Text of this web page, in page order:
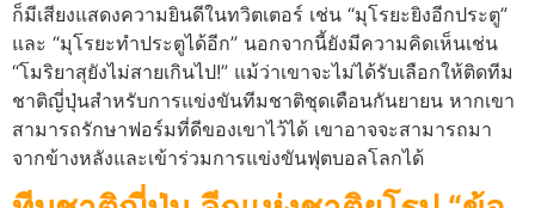
ก็มีเสียงแสดงความยินดีในทวิตเตอร์ เช่น “มุโรยะยิงอีกประตู”
และ “มุโรยะทำประตูได้อีก” นอกจากนี้ยังมีความคิดเห็นเช่น
“โมริยาสุยังไม่สายเกินไป!” แม้ว่าเขาจะไม่ได้รับเลือกให้ติดทีม
ชาติญี่ปุ่นสำหรับการแข่งขันทีมชาติชุดเดือนกันยายน หากเขา
สามารถรักษาฟอร์มที่ดีของเขาไว้ได้ เขาอาจจะสามารถมา
จากข้างหลังและเข้าร่วมการแข่งขันฟุตบอลโลกได้